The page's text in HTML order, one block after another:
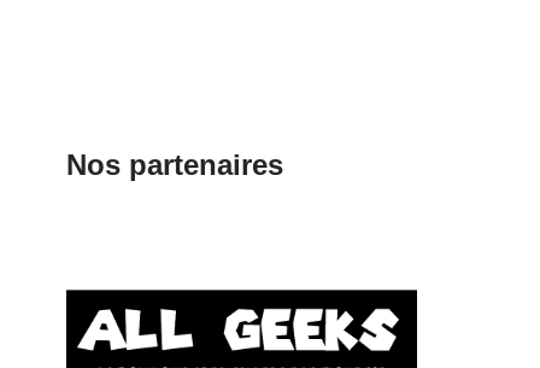
Nos partenaires